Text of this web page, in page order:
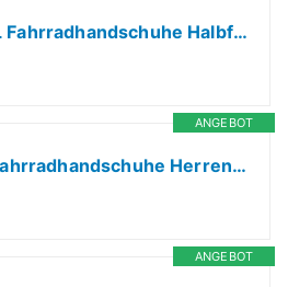
ATERCEL Fahrradhandschuhe Halbfinger für Herren Damen - Radsporthandschuhe
ANGEBOT
toptrek Fahrradhandschuhe Herren Damen mit 6mm Dämpfungspolster (L)
ANGEBOT